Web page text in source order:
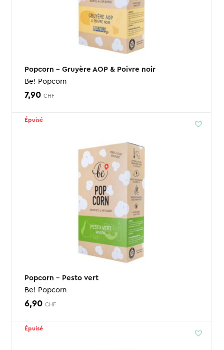
Popcorn – Gruyère AOP & Poivre noir
Be! Popcorn
7,90 CHF
Épuisé
Popcorn – Pesto vert
Be! Popcorn
6,90 CHF
Épuisé